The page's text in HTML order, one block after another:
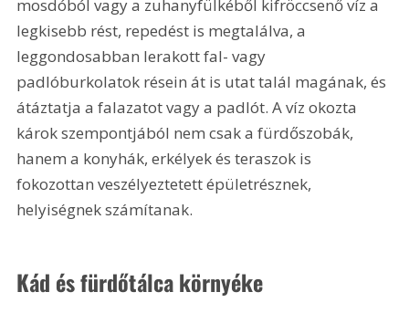
mosdóból vagy a zuhanyfülkéből kifröccsenő víz a
legkisebb rést, repedést is megtalálva, a
leggondosabban lerakott fal- vagy
padlóburkolatok résein át is utat talál magának, és
átáztatja a falazatot vagy a padlót. A víz okozta
károk szempontjából nem csak a fürdőszobák,
hanem a konyhák, erkélyek és teraszok is
fokozottan veszélyeztetett épületrésznek,
helyiségnek számítanak.
Kád és fürdőtálca környéke